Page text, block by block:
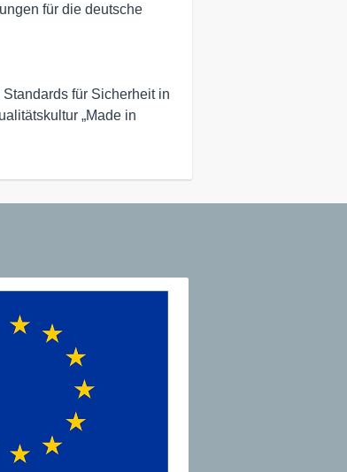
für die deutsche
für Sicherheit in
„Made in